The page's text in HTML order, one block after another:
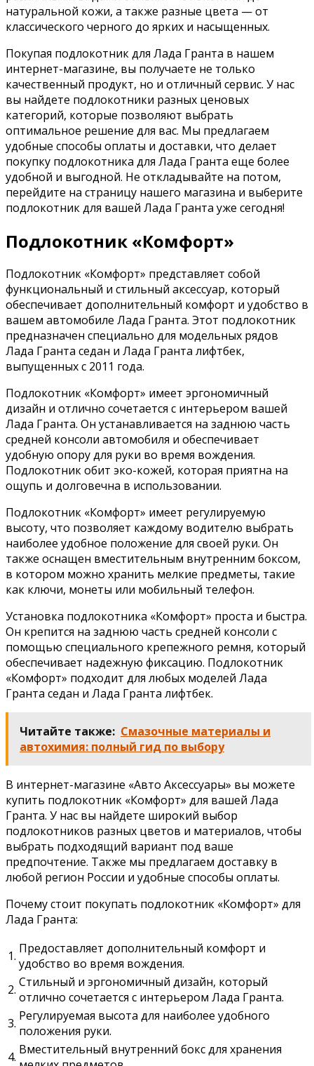
натуральной кожи, а также разные цвета — от
классического черного до ярких и насыщенных.
Покупая подлокотник для Лада Гранта в нашем
интернет-магазине, вы получаете не только
качественный продукт, но и отличный сервис. У нас
вы найдете подлокотники разных ценовых
категорий, которые позволяют выбрать
оптимальное решение для вас. Мы предлагаем
удобные способы оплаты и доставки, что делает
покупку подлокотника для Лада Гранта еще более
удобной и выгодной. Не откладывайте на потом,
перейдите на страницу нашего магазина и выберите
подлокотник для вашей Лада Гранта уже сегодня!
Подлокотник «Комфорт»
Подлокотник «Комфорт» представляет собой
функциональный и стильный аксессуар, который
обеспечивает дополнительный комфорт и удобство в
вашем автомобиле Лада Гранта. Этот подлокотник
предназначен специально для модельных рядов
Лада Гранта седан и Лада Гранта лифтбек,
выпущенных с 2011 года.
Подлокотник «Комфорт» имеет эргономичный
дизайн и отлично сочетается с интерьером вашей
Лада Гранта. Он устанавливается на заднюю часть
средней консоли автомобиля и обеспечивает
удобную опору для руки во время вождения.
Подлокотник обит эко-кожей, которая приятна на
ощупь и долговечна в использовании.
Подлокотник «Комфорт» имеет регулируемую
высоту, что позволяет каждому водителю выбрать
наиболее удобное положение для своей руки. Он
также оснащен вместительным внутренним боксом,
в котором можно хранить мелкие предметы, такие
как ключи, монеты или мобильный телефон.
Установка подлокотника «Комфорт» проста и быстра.
Он крепится на заднюю часть средней консоли с
помощью специального крепежного ремня, который
обеспечивает надежную фиксацию. Подлокотник
«Комфорт» подходит для любых моделей Лада
Гранта седан и Лада Гранта лифтбек.
Читайте также: Смазочные материалы и
автохимия: полный гид по выбору
В интернет-магазине «Авто Аксессуары» вы можете
купить подлокотник «Комфорт» для вашей Лада
Гранта. У нас вы найдете широкий выбор
подлокотников разных цветов и материалов, чтобы
выбрать подходящий вариант под ваше
предпочтение. Также мы предлагаем доставку в
любой регион России и удобные способы оплаты.
Почему стоит покупать подлокотник «Комфорт» для
Лада Гранта:
1. Предоставляет дополнительный комфорт и
удобство во время вождения.
2. Стильный и эргономичный дизайн, который
отлично сочетается с интерьером Лада Гранта.
3. Регулируемая высота для наиболее удобного
положения руки.
4. Вместительный внутренний бокс для хранения